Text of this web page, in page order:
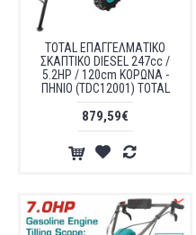
TOTAL ΕΠΑΓΓΕΛΜΑΤΙΚΟ
ΣΚΑΠΤΙΚΟ DIESEL 247cc /
5.2HP / 120cm ΚΟΡΩΝΑ -
ΠΗΝΙΟ (TDC12001) TOTAL
879,59€